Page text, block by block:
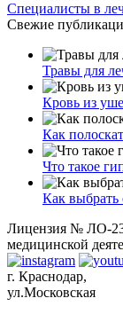
Специалисты в
Свежие
Травы для
Кровь из
Как
Что такое
Как выбрать
Лицензия № ЛО-
медицинской
г. Краснодар,
ул.Московская